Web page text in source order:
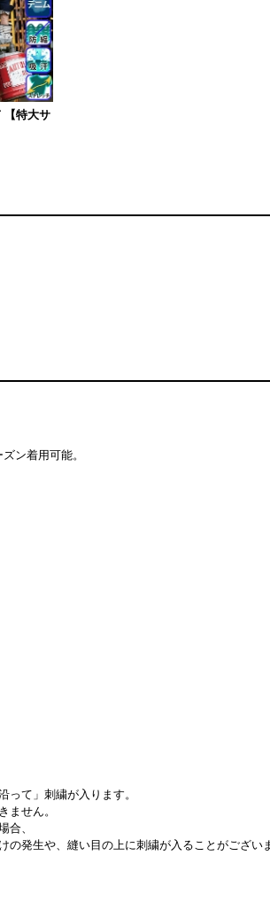
【特大サ
ン着用可能。
って」刺繍が入ります。
ません。
合、
発生や、縫い目の上に刺繍が入ることがございま